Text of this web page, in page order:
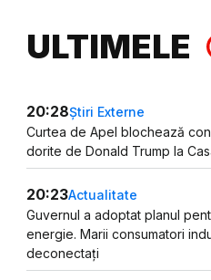
ULTIMELE
20:28Știri Externe
Curtea de Apel blochează
dorite de Donald Trump la
20:23Actualitate
Guvernul a adoptat planul
energie. Marii consumatori
deconectați